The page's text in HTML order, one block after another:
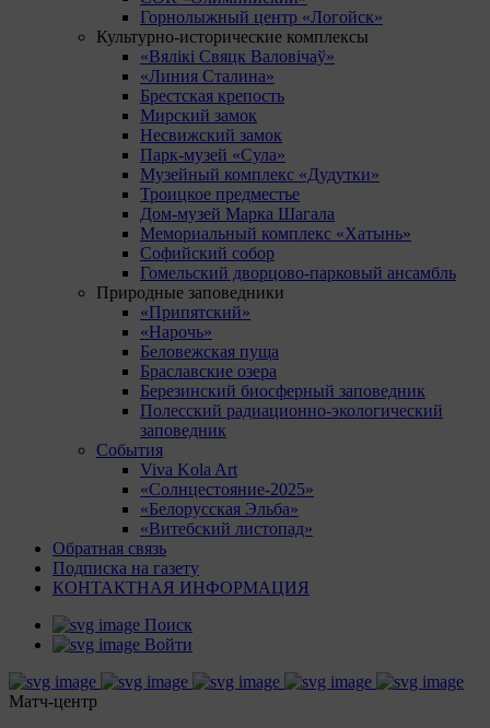
Горнолыжный центр «Логойск»
Культурно-исторические комплексы
«Вялікі Свяцк Валовічаў»
«Линия Сталина»
Брестская крепость
Мирский замок
Несвижский замок
Парк-музей «Сула»
Музейный комплекс «Дудутки»
Троицкое предместье
Дом-музей Марка Шагала
Мемориальный комплекс «Хатынь»
Софийский собор
Гомельский дворцово-парковый ансамбль
Природные заповедники
«Припятский»
«Нарочь»
Беловежская пуща
Браславские озера
Березинский биосферный заповедник
Полесский радиационно-экологический
заповедник
События
Viva Kola Art
«Солнцестояние-2025»
«Белорусская Эльба»
«Витебский листопад»
Обратная связь
Подписка на газету
КОНТАКТНАЯ ИНФОРМАЦИЯ
Поиск
Войти
Матч-центр